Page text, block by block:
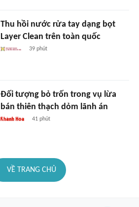
Thu hồi nước rửa tay dạng bọt
Layer Clean trên toàn quốc
39 phút
Đối tượng bỏ trốn trong vụ lừa
bán thiên thạch dỏm lãnh án
41 phút
VỀ TRANG CHỦ